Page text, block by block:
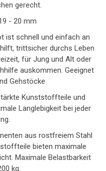
gerecht.
- 20 mm
ist schnell und einfach an
trittsicher durchs Leben
für Jung und Alt oder
auskommen. Geeignet
Gehstöcke
Kunststoffteile und
Langlebigkeit bei jeder
aus rostfreiem Stahl
bieten maximale
Maximale Belastbarkeit
kg.